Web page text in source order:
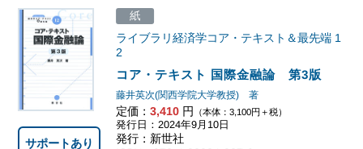
コア・テキスト 国際金融論 第3版
ライブラリ経済学コア・テキスト＆最先端1
2
藤井英次(関西学院大学教授) 著
定価： 3,410円 （本体：3,100円＋税）
紙
発行日：2024年9月10日
発行：新世社
サポートあり